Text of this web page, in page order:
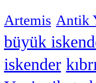
Artemis Antik
büyük
iskender